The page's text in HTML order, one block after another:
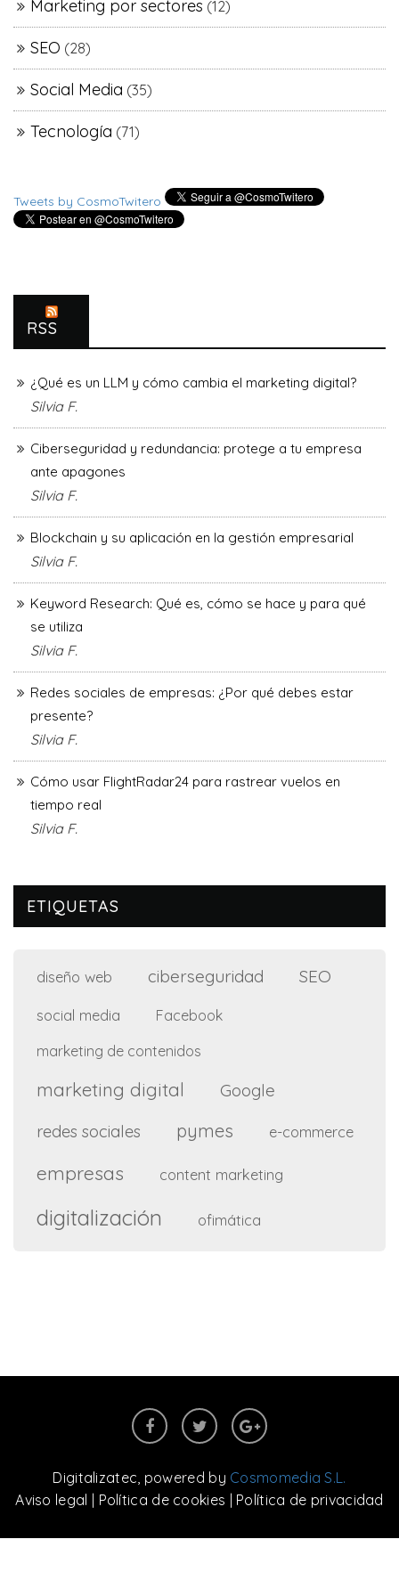
Marketing por sectores (12)
SEO (28)
Social Media (35)
Tecnología (71)
Tweets by CosmoTwitero
RSS
¿Qué es un LLM y cómo cambia el marketing digital?
Silvia F.
Ciberseguridad y redundancia: protege a tu empresa
ante apagones
Silvia F.
Blockchain y su aplicación en la gestión empresarial
Silvia F.
Keyword Research: Qué es, cómo se hace y para qué
se utiliza
Silvia F.
Redes sociales de empresas: ¿Por qué debes estar
presente?
Silvia F.
Cómo usar FlightRadar24 para rastrear vuelos en
tiempo real
Silvia F.
ETIQUETAS
diseño web ciberseguridad SEO
social media
Facebook
marketing de contenidos
marketing digital Google
redes sociales pymes e-commerce
empresas content marketing
digitalización ofimática
Digitalizatec, powered by Cosmomedia S.L.
Aviso legal
Política de cookies Política de privacidad